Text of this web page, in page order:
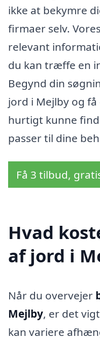
ikke at bekymre
firmaer selv.
relevant
du kan træffe en
Begynd din
jord i Mejlby og
hurtigt kunne
passer til dine
Få 3 tilbud,
Hvad
af jord i
Når du overvejer
Mejlby, er det
kan variere